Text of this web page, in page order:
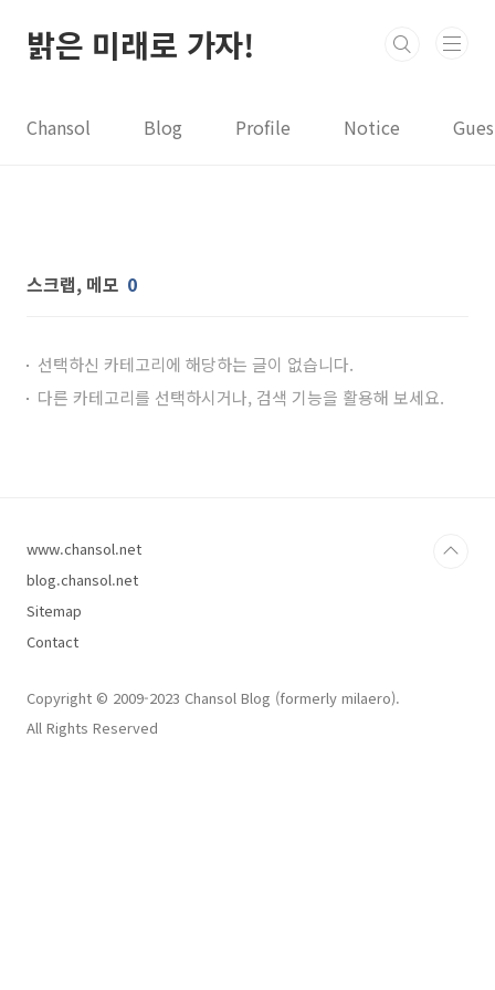
밝은 미래로 가자!
Chansol Blog Profile Notice
스크랩, 메모 0
선택하신 카테고리에 해당하는 글이 없습니다.
다른 카테고리를 선택하시거나, 검색 기능을 활용해 보세요.
www.chansol.net
blog.chansol.net
Sitemap
Contact
Copyright © 2009-2023 Chansol Blog (formerly milaero).
All Rights Reserved